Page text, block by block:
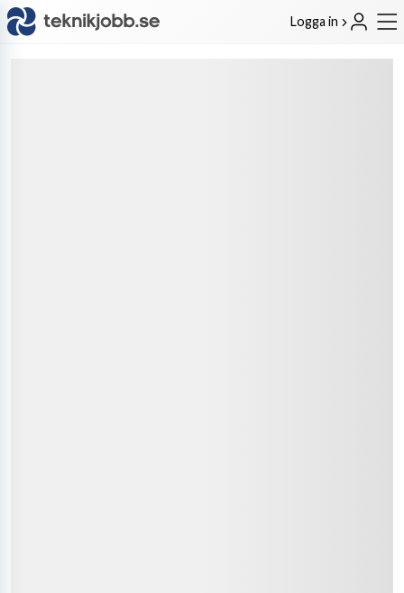
Logga in